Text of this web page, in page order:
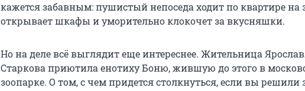
кажется забавным: пушистый непоседа ходит по квартире на
открывает шкафы и уморительно клокочет за вкусняшки.
Но на деле всё выглядит еще интереснее. Жительница
Старкова приютила енотиху Боню, жившую до этого в
зоопарке. О том, с чем придется столкнуться, если вы решили